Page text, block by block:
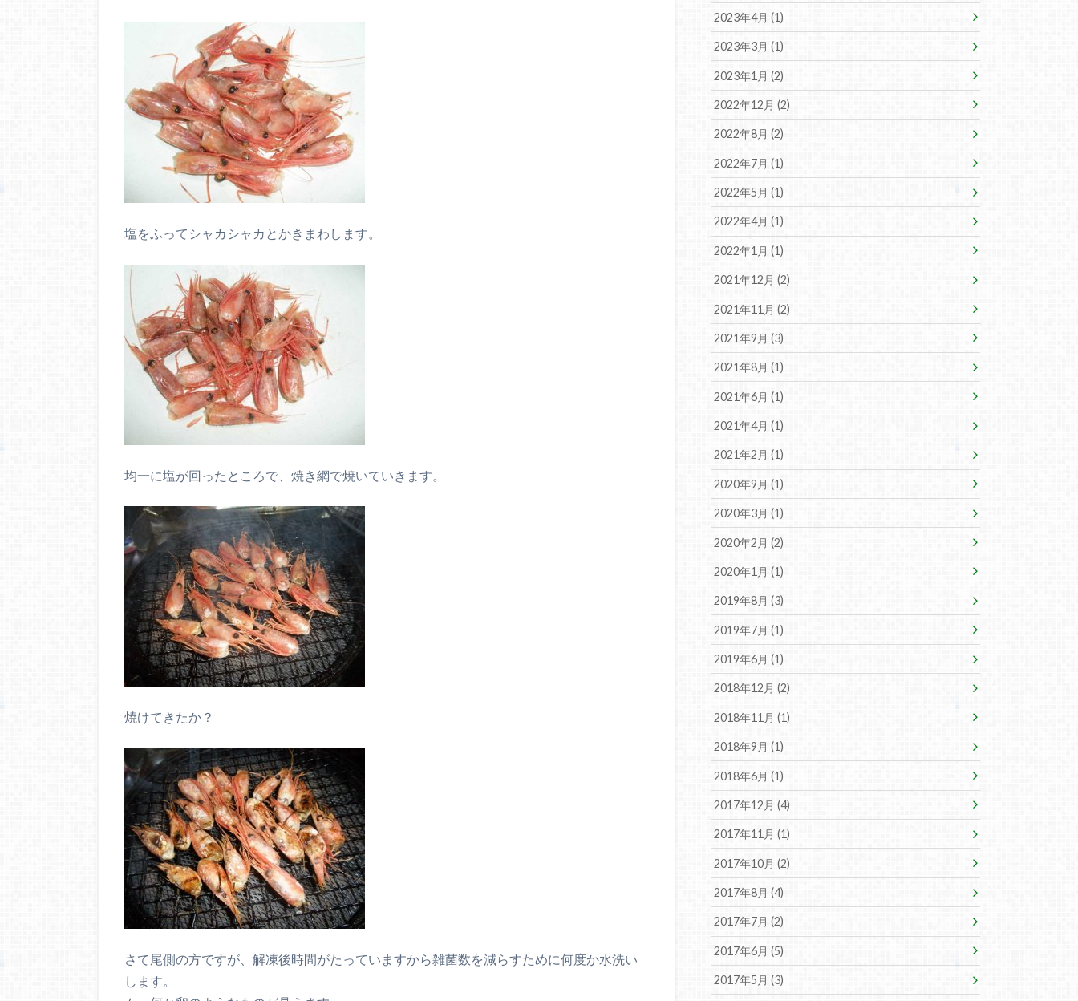
塩をふってシャカシャカとかきまわします。
均一に塩が回ったところで、焼き網で焼いていきます。
焼けてきたか？
さて尾側の方ですが、解凍後時間がたっていますから雑菌数を減らすために何度か水洗い
します。
2023年4月 (1)
2023年3月 (1)
2023年1月 (2)
2022年12月 (2)
2022年8月 (2)
2022年7月 (1)
2022年5月 (1)
2022年4月 (1)
2022年1月 (1)
2021年12月 (2)
2021年11月 (2)
2021年9月 (3)
2021年8月 (1)
2021年6月 (1)
2021年4月 (1)
2021年2月 (1)
2020年9月 (1)
2020年3月 (1)
2020年2月 (2)
2020年1月 (1)
2019年8月 (3)
2019年7月 (1)
2019年6月 (1)
2018年12月 (2)
2018年11月 (1)
2018年9月 (1)
2018年6月 (1)
2017年12月 (4)
2017年11月 (1)
2017年10月 (2)
2017年8月 (4)
2017年7月 (2)
2017年6月 (5)
2017年5月 (3)